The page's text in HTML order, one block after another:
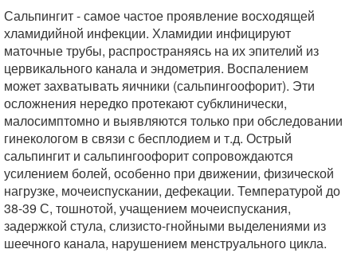
Сальпингит - самое частое проявление восходящей
хламидийной инфекции. Хламидии инфицируют
маточные трубы, распространяясь на их эпителий из
цервикального канала и эндометрия. Воспалением
может захватывать яичники (сальпингоофорит). Эти
осложнения нередко протекают субклинически,
малосимптомно и выявляются только при обследовании
гинекологом в связи с бесплодием и т.д. Острый
сальпингит и сальпингоофорит сопровождаются
усилением болей, особенно при движении, физической
нагрузке, мочеиспускании, дефекации. Температурой до
38-39 С, тошнотой, учащением мочеиспускания,
задержкой стула, слизисто-гнойными выделениями из
шеечного канала, нарушением менструального цикла.